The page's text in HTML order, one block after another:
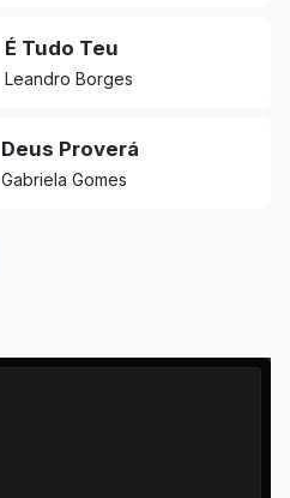
É Tudo Teu
Leandro Borges
Deus Proverá
Gabriela Gomes